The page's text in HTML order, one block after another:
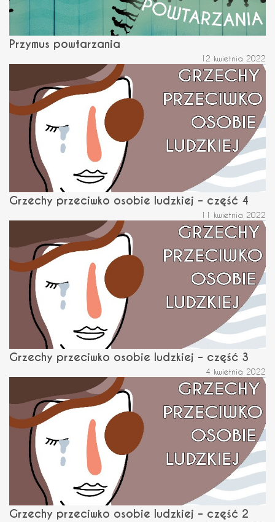
Przymus powtarzania
12 kwietnia 2022
Grzechy przeciwko osobie ludzkiej – część 4
11 kwietnia 2022
Grzechy przeciwko osobie ludzkiej – część 3
4 kwietnia 2022
Grzechy przeciwko osobie ludzkiej – część 2